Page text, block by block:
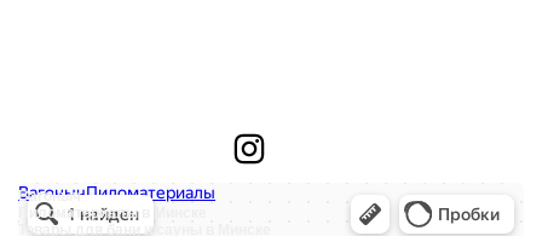
Instagram
Вагоныч
Пиломатериалы в Минске
Товары для бани и сауны в Минске